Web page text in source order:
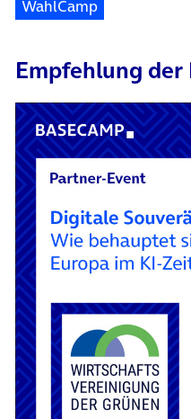
WahlCamp
Empfehlung